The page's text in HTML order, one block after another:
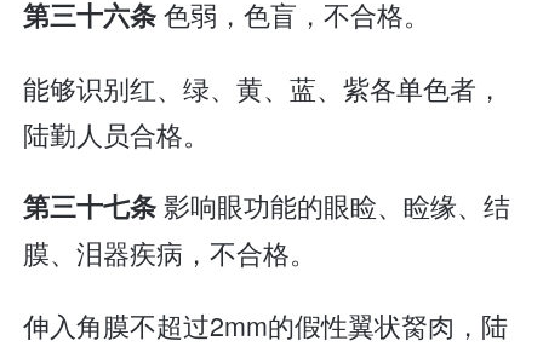
第三十六条色弱，色盲，不合格。
能够识别红、绿、黄、蓝、紫各单色者，
陆勤人员合格。
第三十七条影响眼功能的眼睑、睑缘、结
膜、泪器疾病，不合格。
伸入角膜不超过2mm的假性翼状胬肉，陆